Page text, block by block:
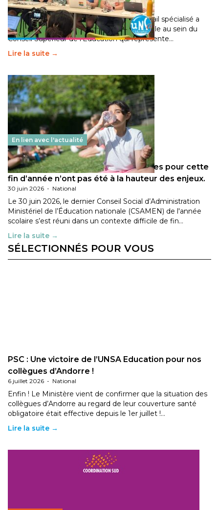
30 juin 2026-National
Pendant plusieurs mois, un groupe de travail spécialisé a
travaillé sur la transition écologique de l’Ecole au sein du
Conseil Supérieur de l’Éducation qui représente…
Lire la suite →
En lien avec l'actualité
Les décisions ministérielles attendues pour cette
fin d’année n’ont pas été à la hauteur des enjeux.
30 juin 2026 - National
Le 30 juin 2026, le dernier Conseil Social d’Administration
Ministériel de l’Éducation nationale (CSAMEN) de l'année
scolaire s’est réuni dans un contexte difficile de fin…
Lire la suite →
SÉLECTIONNÉS POUR VOUS
PSC : Une victoire de l’UNSA Education pour nos
collègues d’Andorre !
6 juillet 2026 - National
Enfin ! Le Ministère vient de confirmer que la situation des
collègues d’Andorre au regard de leur couverture santé
obligatoire était effective depuis le 1er juillet !…
Lire la suite →